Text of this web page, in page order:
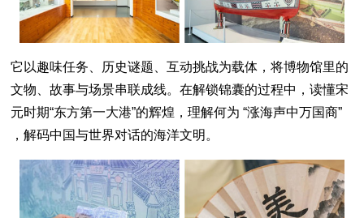
它以趣味任务、历史谜题、互动挑战为载体，将博物馆里的
文物、故事与场景串联成线。在解锁锦囊的过程中，读懂宋
元时期“东方第一大港”的辉煌，理解何为 “涨海声中万国商”
，解码中国与世界对话的海洋文明。